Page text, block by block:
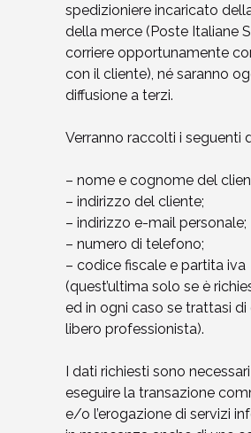
spedizioniere incaricato
della merce (Poste Italiane
corriere opportunamente
con il cliente), né saranno
diffusione a terzi.
Verranno raccolti i seguenti
– nome e cognome del
– indirizzo del cliente;
– indirizzo e-mail personale;
– numero di telefono;
– codice fiscale e partita iva
(quest’ultima solo se è
ed in ogni caso se trattasi
libero professionista).
I dati richiesti sono
eseguire la transazione
e/o l’erogazione di servizi